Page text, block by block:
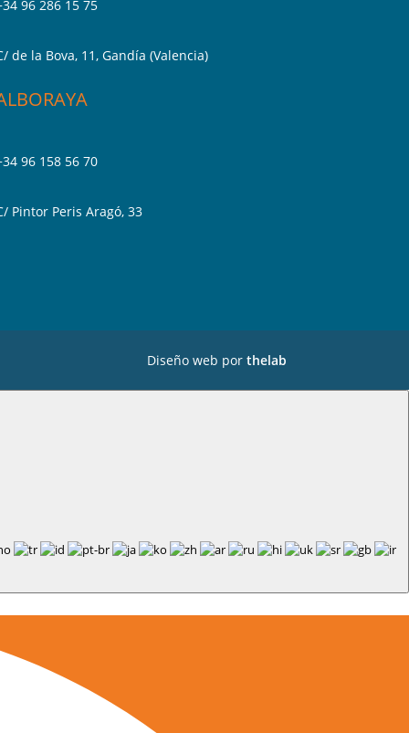
96 286 15 75
de la Bova, 11, Gandía (Valencia)
96 158 56 70
Pintor Peris Aragó, 33
Diseño web por thelab